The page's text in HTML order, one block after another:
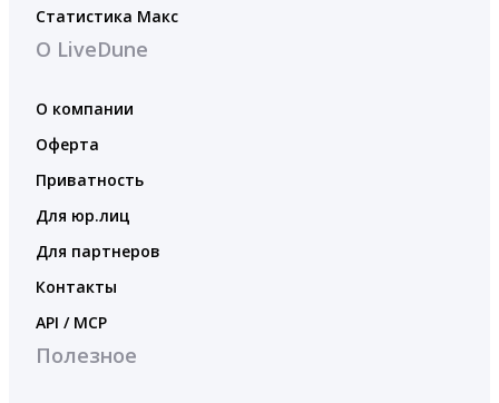
Статистика Макс
О LiveDune
О компании
Оферта
Приватность
Для юр.лиц
Для партнеров
Контакты
API / MCP
Полезное